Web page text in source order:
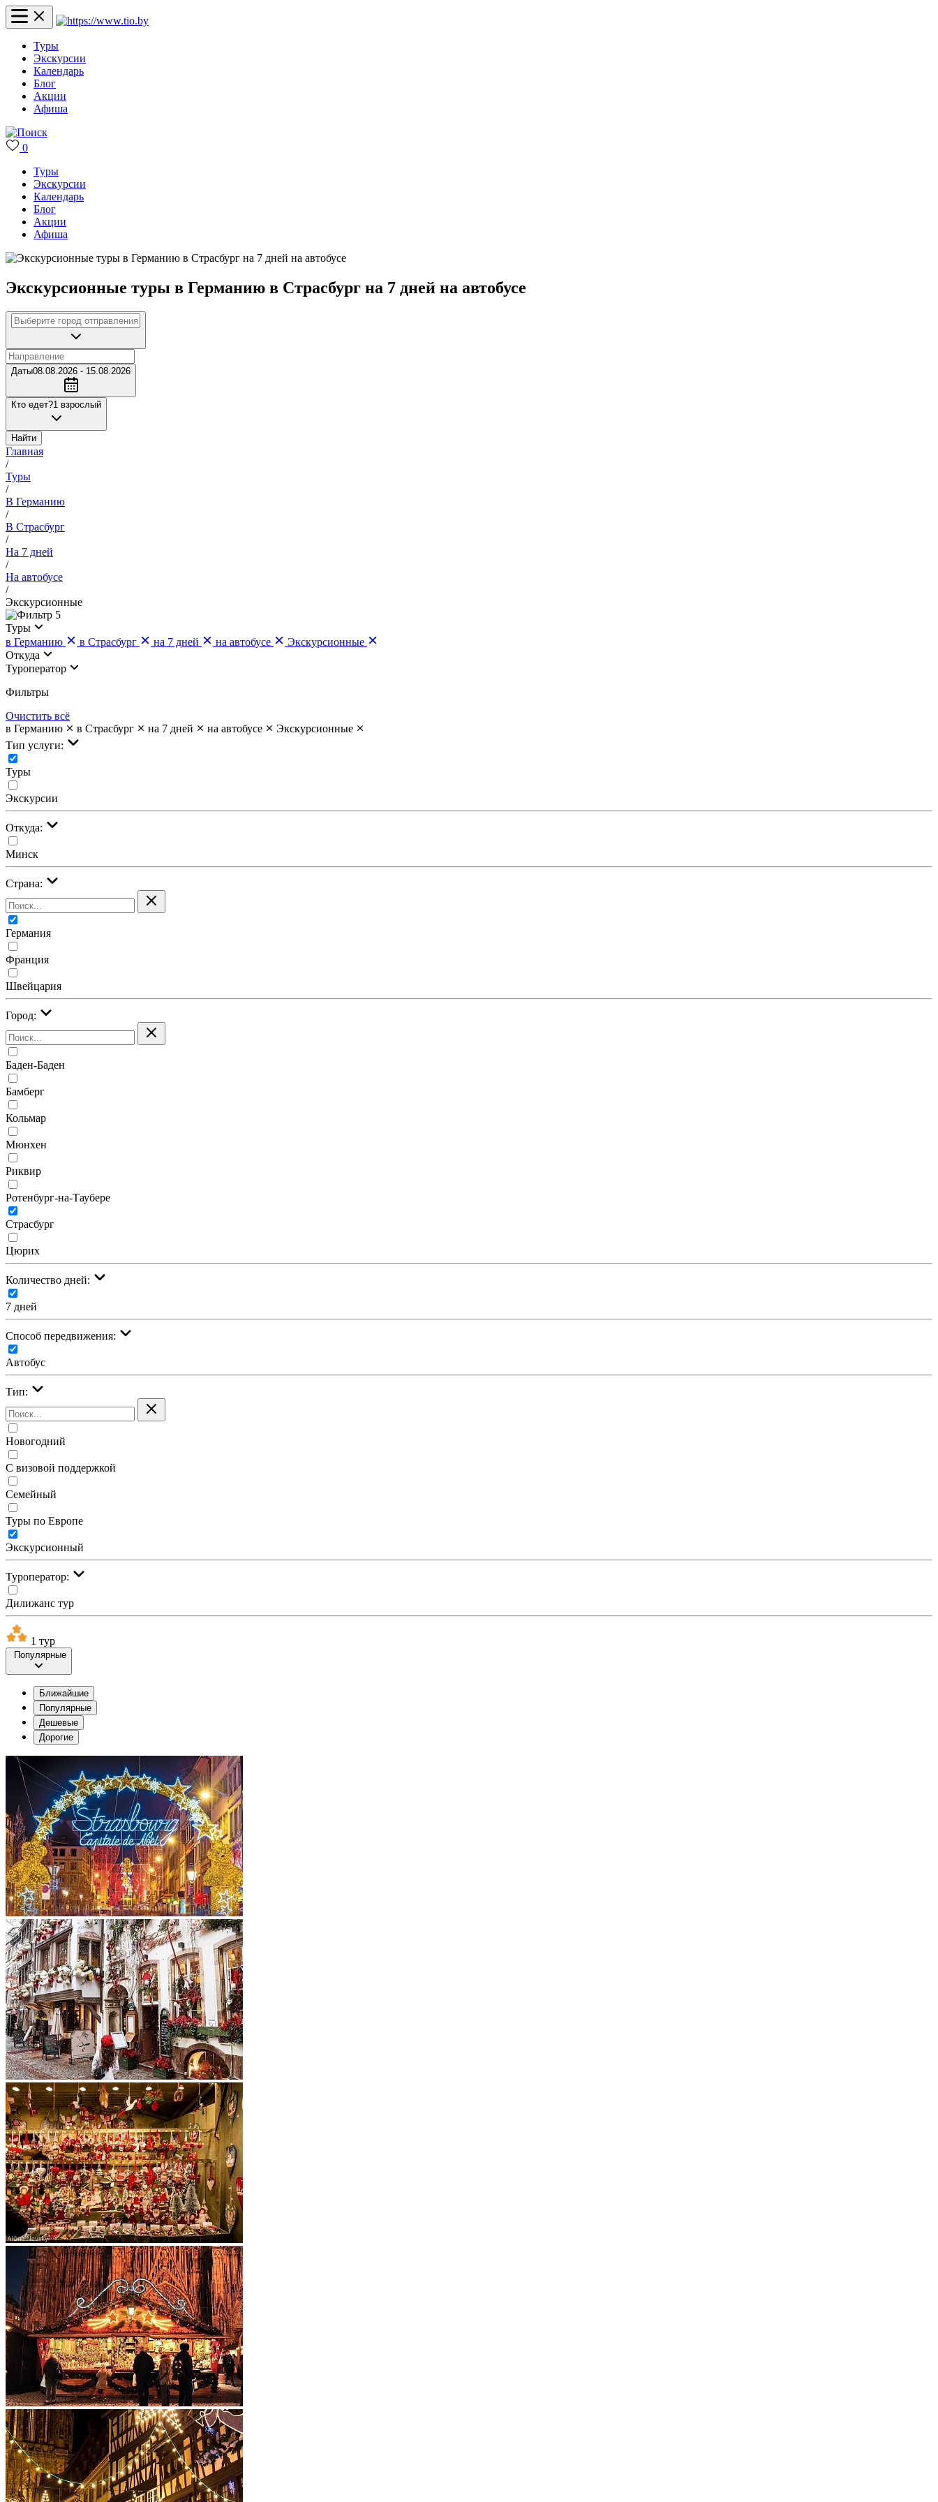
Туры
Экскурсии
Календарь
Блог
Акции
Афиша
0
Туры
Экскурсии
Календарь
Блог
Акции
Афиша
Экскурсионные туры в Германию в Страсбург на 7 дней на автобусе
Даты08.08.2026 - 15.08.2026
Кто едет?1 взрослый
Найти
Главная
/
Туры
/
В Германию
/
В Страсбург
/
На 7 дней
/
На автобусе
/
Экскурсионные
5
Туры
в Германию
в Страсбург на 7 дней на автобусе
Экскурсионные
Откуда
Туроператор
Фильтры
Очистить всё
в Германию
в Страсбург на 7 дней на автобусе
Экскурсионные
Тип услуги:
Туры
Экскурсии
Откуда:
Минск
Страна:
Германия
Франция
Швейцария
Город:
Баден-Баден
Бамберг
Кольмар
Мюнхен
Риквир
Ротенбург-на-Таубере
Страсбург
Цюрих
Количество дней:
7 дней
Cпособ передвижения:
Автобус
Тип:
Новогодний
С визовой поддержкой
Семейный
Туры по Европе
Экскурсионный
Туроператор:
Дилижанс тур
1 тур
Популярные
Ближайшие
Популярные
Дешевые
Дорогие